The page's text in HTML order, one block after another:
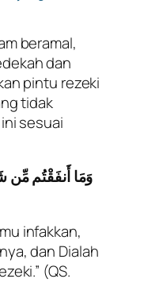
beramal,
dan
pintu rezeki
tidak
sesuai
وَمَا أَنفَقْتُم مِّن
infakkan,
dan Dialah
(QS.